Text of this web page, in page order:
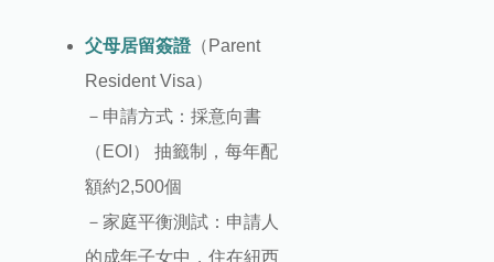
父母居留簽證（Parent
Resident Visa）
－申請方式：採意向書
（EOI） 抽籤制，每年配
額約2,500個
－家庭平衡測試：申請人
的成年子女中，住在紐西